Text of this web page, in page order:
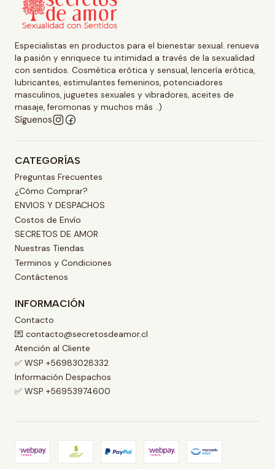
Especialistas en productos para el bienestar sexual. renueva
la pasión y enriquece tu intimidad a través de la sexualidad
con sentidos. Cosmética erótica y sensual, lencería erótica,
lubricantes, estimulantes femeninos, potenciadores
masculinos, juguetes sexuales y vibradores, aceites de
masaje, feromonas y muchos más ..)
Síguenos
CATEGORÍAS
Preguntas Frecuentes
¿Cómo Comprar?
ENVIOS Y DESPACHOS
Costos de Envío
SECRETOS DE AMOR
Nuestras Tiendas
Terminos y Condiciones
Contáctenos
INFORMACIÓN
Contacto
💌 contacto@secretosdeamor.cl
Atención al Cliente
✅ WSP +56983028332
Información Despachos
✅ WSP +56953974600